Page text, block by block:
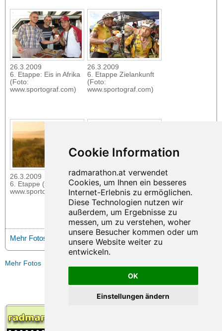
OK
Einstellungen ändern
26.3.2009
6. Etappe: Eis in Afrika
(Foto:
www.sportograf.com)
26.3.2009
6. Etappe Zielankunft
(Foto:
www.sportograf.com)
26.3.2009
6. Etappe (Foto:
www.sportograf.com)
26.3.2009
6. Etappe (Foto:
www.sportograf.com)
Mehr Fotos
Mehr Fotos